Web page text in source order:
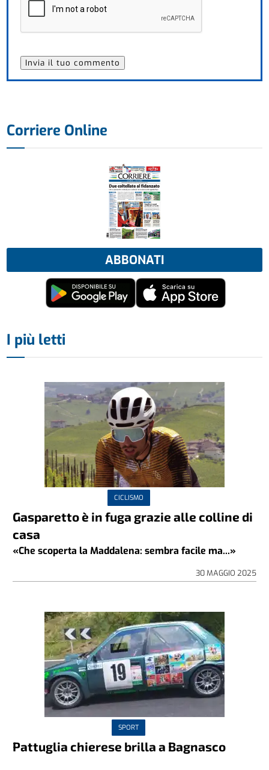
Corriere Online
ABBONATI
I più letti
CICLISMO
Gasparetto è in fuga grazie alle colline di
casa
«Che scoperta la Maddalena: sembra facile ma...»
30 MAGGIO 2025
SPORT
Pattuglia chierese brilla a Bagnasco